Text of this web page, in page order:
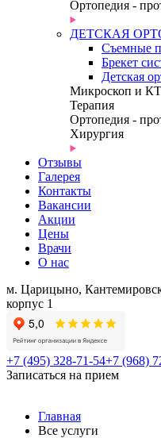
Ортопедия -
ДЕТСКАЯ
Съемные
Брекет
Детская
Микроскоп и КТ
Терапия
Ортопедия -
Хирургия
Отзывы
Галерея
Контакты
Вакансии
Акции
Цены
Врачи
О нас
м. Царицыно,
корпус 1
+7 (495) 328-71-54+7 (968)
Записаться на прием
Главная
Все услуги